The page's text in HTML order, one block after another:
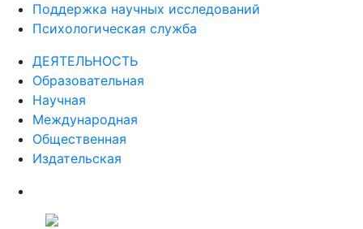
Поддержка научных исследований
Психологическая служба
ДЕЯТЕЛЬНОСТЬ
Образовательная
Научная
Международная
Общественная
Издательская